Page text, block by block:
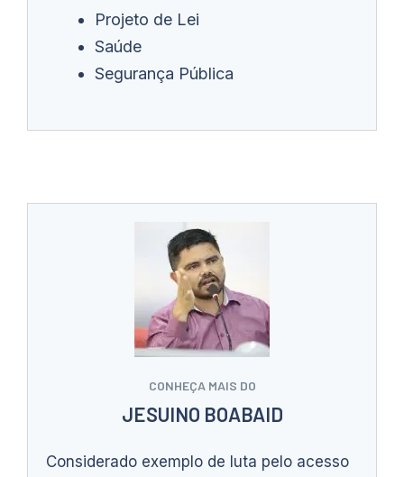
Projeto de Lei
Saúde
Segurança Pública
CONHEÇA MAIS DO
JESUINO BOABAID
Considerado exemplo de luta pelo acesso